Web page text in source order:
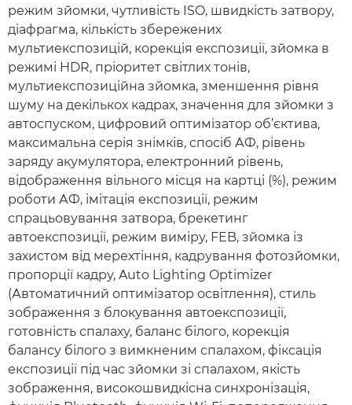
режим зйомки, чутливість ISO, швидкість затвору,
діафрагма, кількість збережених
мультиекспозицій, корекція експозиції, зйомка в
режимі HDR, пріоритет світлих тонів,
мультиекспозиційна зйомка, зменшення рівня
шуму на декількох кадрах, значення для зйомки з
автоспуском, цифровий оптимізатор об’єктива,
максимальна серія знімків, спосіб АФ, рівень
заряду акумулятора, електронний рівень,
відображення вільного місця на картці (%), режим
роботи АФ, імітація експозиції, режим
спрацьовування затвора, брекетинг
автоекспозиції, режим виміру, FEB, зйомка із
захистом від мерехтіння, кадрування фотозйомки,
пропорції кадру, Auto Lighting Optimizer
(Автоматичний оптимізатор освітлення), стиль
зображення з блокування автоекспозиції,
готовність спалаху, баланс білого, корекція
балансу білого з вимкненим спалахом, фіксація
експозиції під час зйомки зі спалахом, якість
зображення, високошвидкісна синхронізація,